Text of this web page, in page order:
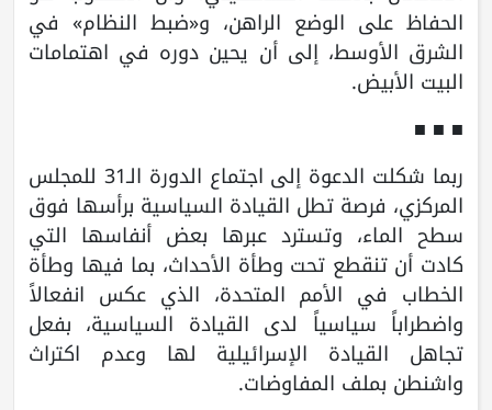
الحفاظ على الوضع الراهن، و«ضبط النظام» في
الشرق الأوسط، إلى أن يحين دوره في اهتمامات
البيت الأبيض.
■ ■ ■
ربما شكلت الدعوة إلى اجتماع الدورة الـ31 للمجلس
المركزي، فرصة تطل القيادة السياسية برأسها فوق
سطح الماء، وتسترد عبرها بعض أنفاسها التي
كادت أن تنقطع تحت وطأة الأحداث، بما فيها وطأة
الخطاب في الأمم المتحدة، الذي عكس انفعالاً
واضطراباً سياسياً لدى القيادة السياسية، بفعل
تجاهل القيادة الإسرائيلية لها وعدم اكتراث
واشنطن بملف المفاوضات.